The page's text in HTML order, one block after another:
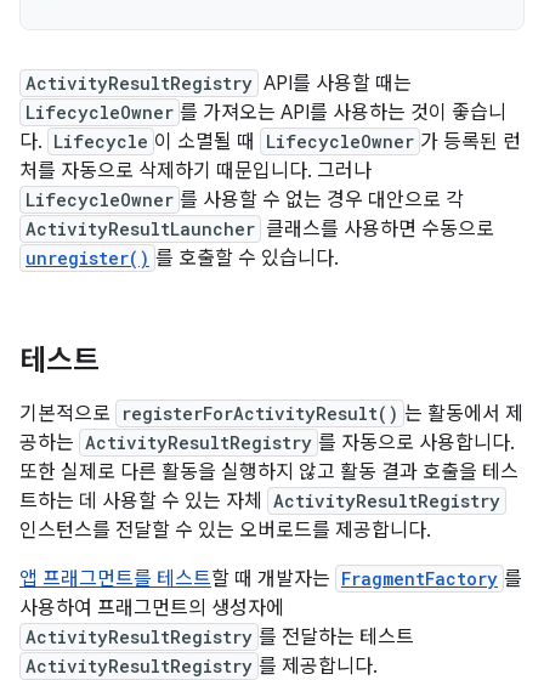
ActivityResultRegistry API를 사용할 때는
LifecycleOwner 를 가져오는 API를 사용하는 것이 좋습니
다. Lifecycle 이 소멸될 때 LifecycleOwner 가 등록된 런
처를 자동으로 삭제하기 때문입니다. 그러나
LifecycleOwner 를 사용할 수 없는 경우 대안으로 각
ActivityResultLauncher 클래스를 사용하면 수동으로
unregister() 를 호출할 수 있습니다.
테스트
기본적으로 registerForActivityResult() 는 활동에서 제
공하는 ActivityResultRegistry 를 자동으로 사용합니다.
또한 실제로 다른 활동을 실행하지 않고 활동 결과 호출을 테스
트하는 데 사용할 수 있는 자체
ActivityResultRegistry
인스턴스를 전달할 수 있는 오버로드를 제공합니다.
앱 프래그먼트를 테스트할 때 개발자는 FragmentFactory 를
사용하여 프래그먼트의 생성자에
ActivityResultRegistry 를 전달하는 테스트
ActivityResultRegistry 를 제공합니다.